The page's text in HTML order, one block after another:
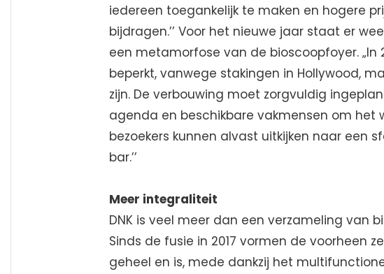
iedereen toegankelijk te maken en hogere
bijdragen.’’ Voor het nieuwe jaar staat er
een metamorfose van de bioscoopfoyer.
beperkt, vanwege stakingen in Hollywood,
zijn. De verbouwing moet zorgvuldig
agenda en beschikbare vakmensen om het
bezoekers kunnen alvast uitkijken naar een
bar.’’
Meer integraliteit
DNK is veel meer dan een verzameling van
Sinds de fusie in 2017 vormen de voorheen
geheel en is, mede dankzij het